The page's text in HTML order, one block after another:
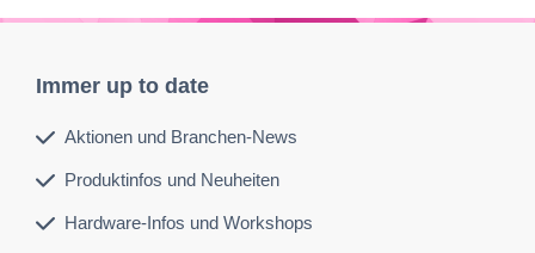
Immer up to date
Aktionen und Branchen-News
Produktinfos und Neuheiten
Hardware-Infos und Workshops